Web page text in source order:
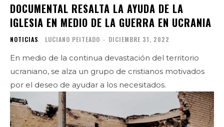
DOCUMENTAL RESALTA LA AYUDA DE LA
IGLESIA EN MEDIO DE LA GUERRA EN UCRANIA
NOTICIAS LUCIANO PEITEADO - DICIEMBRE 31, 2022
En medio de la continua devastación del territorio
ucraniano, se alza un grupo de cristianos motivados
por el deseo de ayudar a los necesitados.